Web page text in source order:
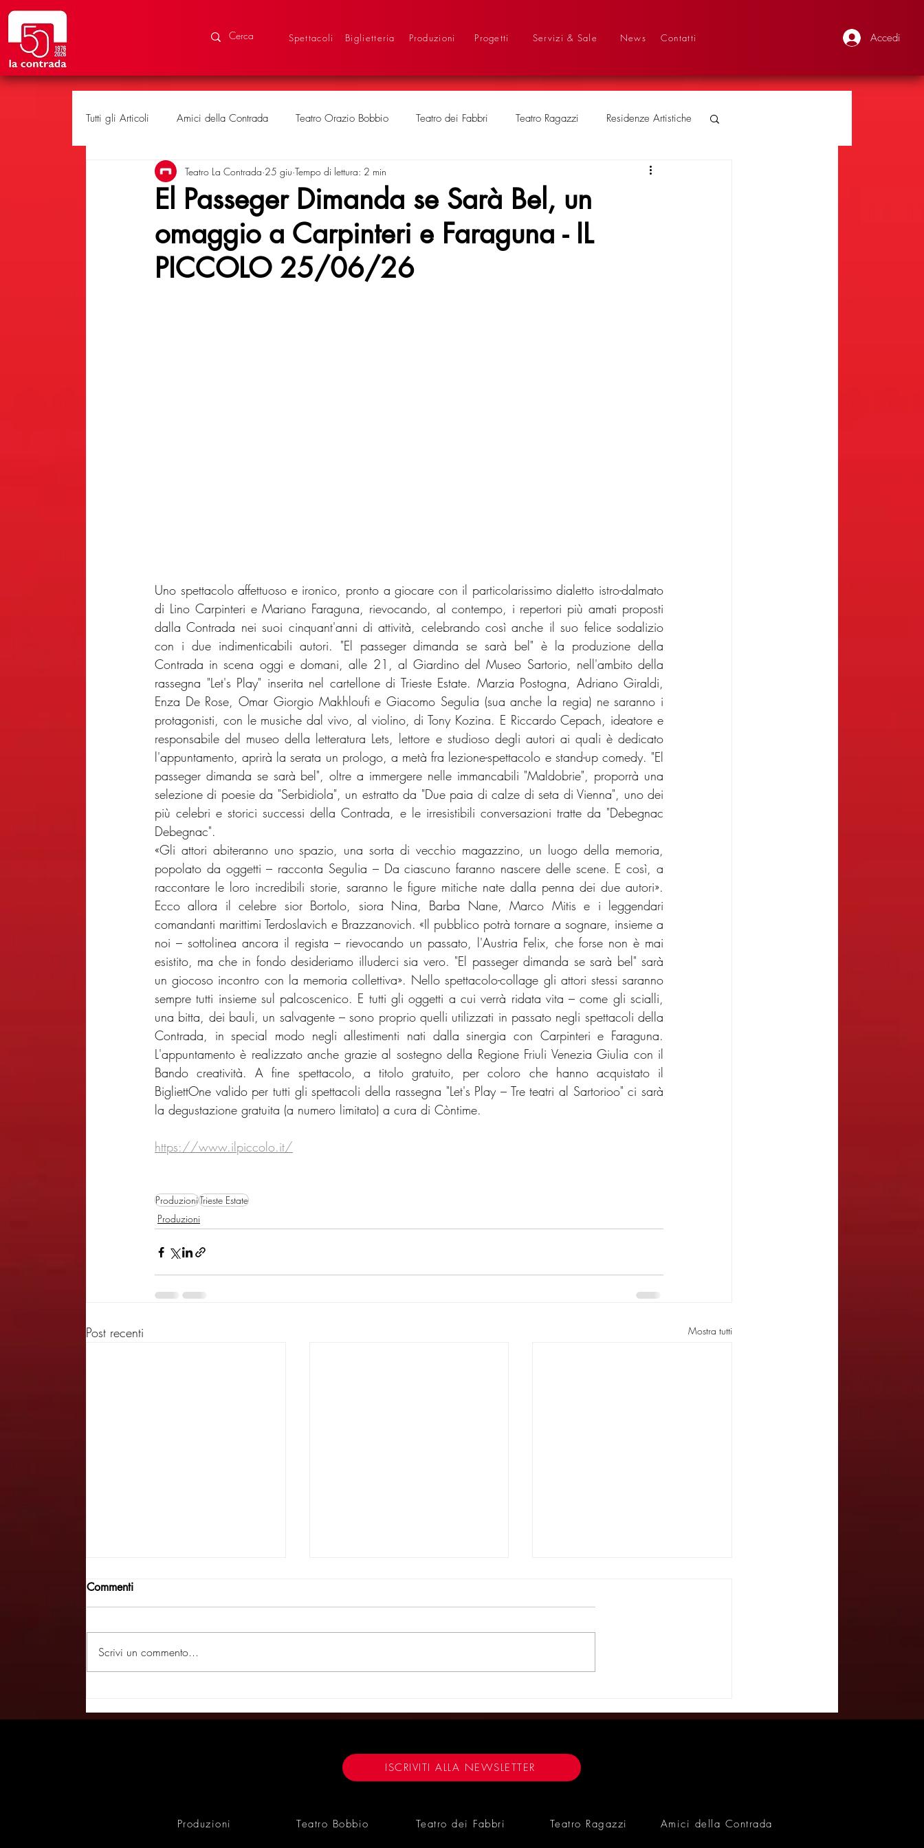
Accedi
Spettacoli Biglietteria Produzioni Progetti Servizi & Sale News Contatti
Tutti gli Articoli Amici della Contrada Teatro Orazio Bobbio Teatro dei Fabbri Teatro Ragazzi Residenze Artistiche
Eventi speciali Produzioni
El Passeger Dimanda se Sarà Bel, un
omaggio a Carpinteri e Faraguna - IL
PICCOLO 25/06/26
Teatro La Contrada 25 giu Tempo di lettura: 2 min
Uno spettacolo affettuoso e ironico, pronto a giocare con il particolarissimo dialetto istro-dalmato
di Lino Carpinteri e Mariano Faraguna, rievocando, al contempo, i repertori più amati proposti
dalla Contrada nei suoi cinquant'anni di attività, celebrando così anche il suo felice sodalizio
con i due indimenticabili autori. "El passeger dimanda se sarà bel" è la produzione della
Contrada in scena oggi e domani, alle 21, al Giardino del Museo Sartorio, nell'ambito della
rassegna "Let's Play" inserita nel cartellone di Trieste Estate. Marzia Postogna, Adriano Giraldi,
Enza De Rose, Omar Giorgio Makhloufi e Giacomo Segulia (sua anche la regia) ne saranno i
protagonisti, con le musiche dal vivo, al violino, di Tony Kozina. E Riccardo Cepach, ideatore e
responsabile del museo della letteratura Lets, lettore e studioso degli autori ai quali è dedicato
l'appuntamento, aprirà la serata un prologo, a metà fra lezione-spettacolo e stand-up comedy. "El
passeger dimanda se sarà bel", oltre a immergere nelle immancabili "Maldobrie", proporrà una
selezione di poesie da "Serbidiola", un estratto da "Due paia di calze di seta di Vienna", uno dei
più celebri e storici successi della Contrada, e le irresistibili conversazioni tratte da "Debegnac
Debegnac".
«Gli attori abiteranno uno spazio, una sorta di vecchio magazzino, un luogo della memoria,
popolato da oggetti – racconta Segulia – Da ciascuno faranno nascere delle scene. E così, a
raccontare le loro incredibili storie, saranno le figure mitiche nate dalla penna dei due autori».
Ecco allora il celebre sior Bortolo, siora Nina, Barba Nane, Marco Mitis e i leggendari
comandanti marittimi Terdoslavich e Brazzanovich. «Il pubblico potrà tornare a sognare, insieme a
noi – sottolinea ancora il regista – rievocando un passato, l'Austria Felix, che forse non è mai
esistito, ma che in fondo desideriamo illuderci sia vero. "El passeger dimanda se sarà bel" sarà
un giocoso incontro con la memoria collettiva». Nello spettacolo-collage gli attori stessi saranno
sempre tutti insieme sul palcoscenico. E tutti gli oggetti a cui verrà ridata vita – come gli scialli,
una bitta, dei bauli, un salvagente – sono proprio quelli utilizzati in passato negli spettacoli della
Contrada, in special modo negli allestimenti nati dalla sinergia con Carpinteri e Faraguna.
L'appuntamento è realizzato anche grazie al sostegno della Regione Friuli Venezia Giulia con il
Bando creatività. A fine spettacolo, a titolo gratuito, per coloro che hanno acquistato il
BigliettOne valido per tutti gli spettacoli della rassegna "Let's Play – Tre teatri al Sartorioo" ci sarà
la degustazione gratuita (a numero limitato) a cura di Còntime.
https://www.ilpiccolo.it/
ProduzioniTrieste Estate
Produzioni
Post recenti Mostra tutti
Civico Sartorio di Trieste -
bel - FREAKS 31/05/26
19/06/26 - TELEQUATTRO
Commenti
Scrivi un commento...
ISCRIVITI ALLA NEWSLETTER
Produzioni Teatro Bobbio Teatro dei Fabbri Teatro Ragazzi Amici della Contrada